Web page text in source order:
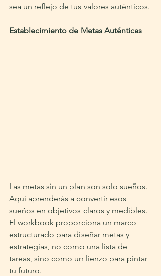
sea un reflejo de tus valores auténticos.
Establecimiento de Metas Auténticas
Las metas sin un plan son solo sueños.
Aquí aprenderás a convertir esos
sueños en objetivos claros y medibles.
El workbook proporciona un marco
estructurado para diseñar metas y
estrategias, no como una lista de
tareas, sino como un lienzo para pintar
tu futuro.